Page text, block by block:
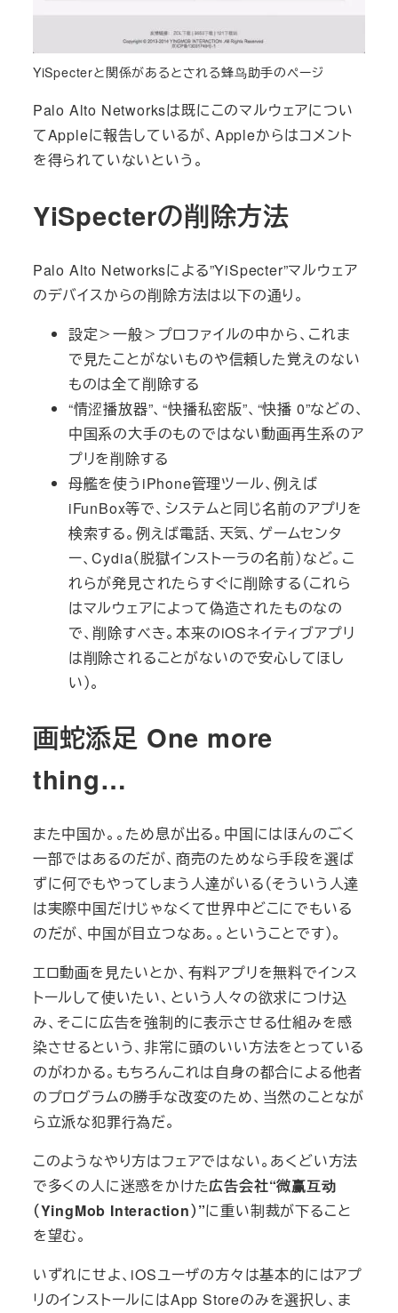
YiSpecterと関係があるとされる蜂鸟助手のページ
Palo Alto Networksは既にこのマルウェアについ
てAppleに報告しているが、Appleからはコメント
を得られていないという。
YiSpecterの削除方法
Palo Alto Networksによる”YiSpecter”マルウェア
のデバイスからの削除方法は以下の通り。
設定＞一般＞プロファイルの中から、これま
で見たことがないものや信頼した覚えのない
ものは全て削除する
“情涩播放器”、“快播私密版”、“快播 0”などの、
中国系の大手のものではない動画再生系のア
プリを削除する
母艦を使うiPhone管理ツール、例えば
iFunBox等で、システムと同じ名前のアプリを
検索する。例えば電話、天気、ゲームセンタ
ー、Cydia（脱獄インストーラの名前）など。こ
れらが発見されたらすぐに削除する（これら
はマルウェアによって偽造されたものなの
で、削除すべき。本来のiOSネイティブアプリ
は削除されることがないので安心してほし
い）。
画蛇添足 One more
thing…
また中国か。。ため息が出る。中国にはほんのごく
一部ではあるのだが、商売のためなら手段を選ば
ずに何でもやってしまう人達がいる（そういう人達
は実際中国だけじゃなくて世界中どこにでもいる
のだが、中国が目立つなあ。。ということです）。
エロ動画を見たいとか、有料アプリを無料でインス
トールして使いたい、という人々の欲求につけ込
み、そこに広告を強制的に表示させる仕組みを感
染させるという、非常に頭のいい方法をとっている
のがわかる。もちろんこれは自身の都合による他者
のプログラムの勝手な改変のため、当然のことなが
ら立派な犯罪行為だ。
このようなやり方はフェアではない。あくどい方法
で多くの人に迷惑をかけた広告会社“微赢互动
（YingMob Interaction）”に重い制裁が下ること
を望む。
いずれにせよ、iOSユーザの方々は基本的にはアプ
リのインストールにはApp Storeのみを選択し、ま